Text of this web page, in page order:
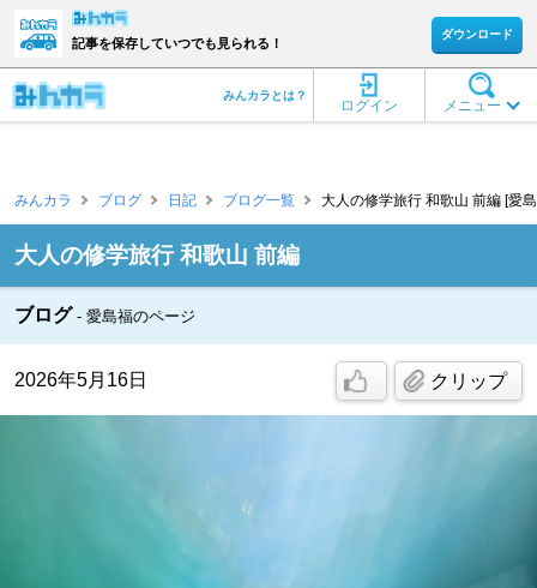
記事を保存していつでも見られる！
ダウンロード
メニュー
ログイン
みんカラとは？
みんカラ ブログ 日記 ブログ一覧 大人の修学旅行 和歌山 前編 [愛
大人の修学旅行 和歌山 前編
ブログ 愛島福のページ
2026年5月16日 クリップ